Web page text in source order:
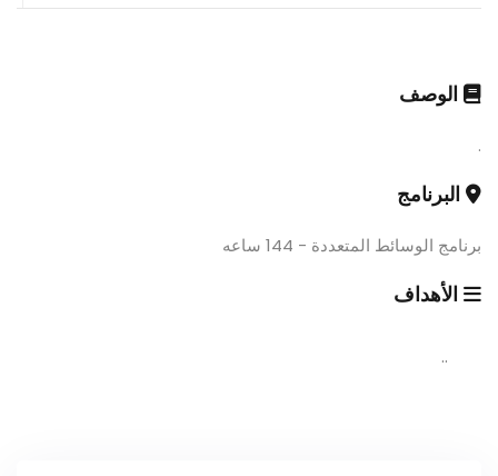
الوصف
.
البرنامج
برنامج الوسائط المتعددة - 144 ساعه
الأهداف
..